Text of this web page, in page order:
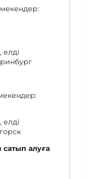
мекендер:
, елді
, елді
сатып алуға